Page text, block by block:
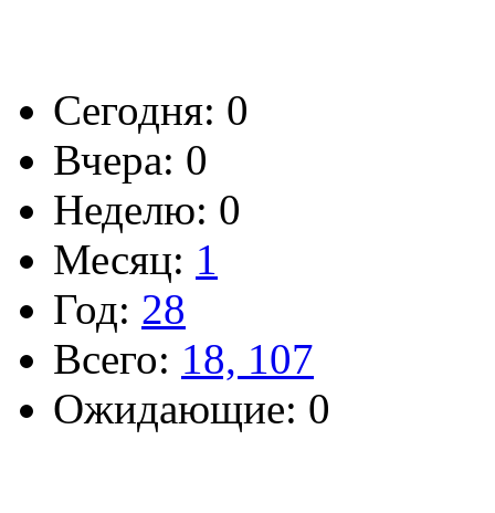
Сегодня: 0
Вчера: 0
Неделю: 0
Месяц: 1
Год: 28
Всего: 18, 107
Ожидающие: 0